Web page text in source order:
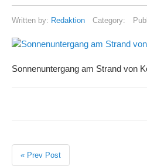
Written by: Redaktion Category:
Sonnenuntergang am Strand von
« Prev Post